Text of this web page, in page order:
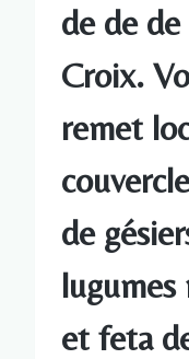
de de
Croix.
remet
de
lugumes
et feta